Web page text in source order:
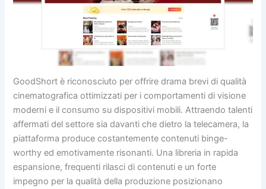
GoodShort è riconosciuto per offrire drama brevi di qualità
cinematografica ottimizzati per i comportamenti di visione
moderni e il consumo su dispositivi mobili. Attraendo talenti
affermati del settore sia davanti che dietro la telecamera, la
piattaforma produce costantemente contenuti binge-
worthy ed emotivamente risonanti. Una libreria in rapida
espansione, frequenti rilasci di contenuti e un forte
impegno per la qualità della produzione posizionano